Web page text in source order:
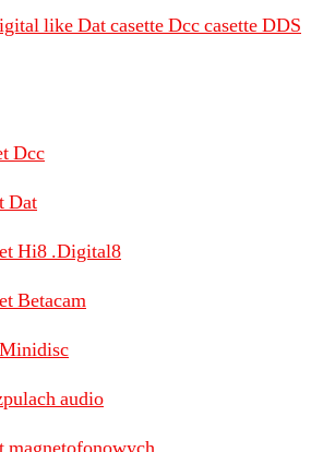
like Dat casette Dcc casette DDS
Dcc
Dat
Hi8 .Digital8
Betacam
audio